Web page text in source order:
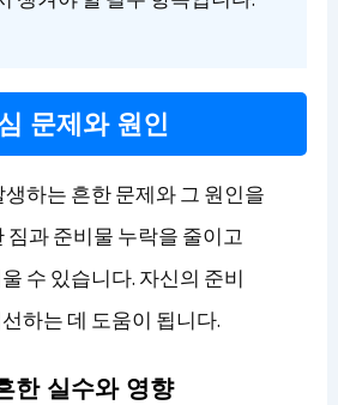
문제와 원인
하는 흔한 문제와 그 원인을
과 준비물 누락을 줄이고
수 있습니다. 자신의 준비
하는 데 도움이 됩니다.
한 실수와 영향